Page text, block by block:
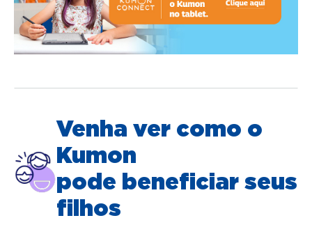
Venha ver como o
Kumon
pode beneficiar seus
filhos